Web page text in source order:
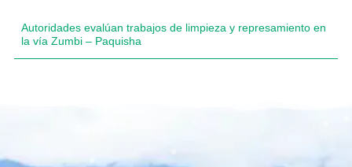
Autoridades evalúan trabajos de limpieza y represamiento en
la vía Zumbi – Paquisha